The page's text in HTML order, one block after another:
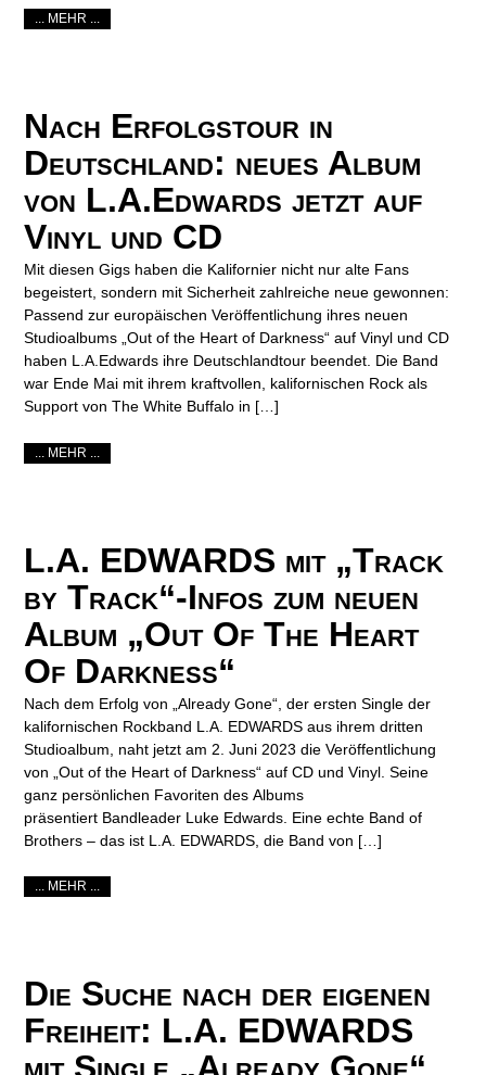
... MEHR ...
Nach Erfolgstour in
Deutschland: neues Album
von L.A.Edwards jetzt auf
Vinyl und CD
Mit diesen Gigs haben die Kalifornier nicht nur alte Fans
begeistert, sondern mit Sicherheit zahlreiche neue gewonnen:
Passend zur europäischen Veröffentlichung ihres neuen
Studioalbums „Out of the Heart of Darkness“ auf Vinyl und CD
haben L.A.Edwards ihre Deutschlandtour beendet. Die Band
war Ende Mai mit ihrem kraftvollen, kalifornischen Rock als
Support von The White Buffalo in […]
... MEHR ...
L.A. EDWARDS mit „Track
by Track“-Infos zum neuen
Album „Out Of The Heart
Of Darkness“
Nach dem Erfolg von „Already Gone“, der ersten Single der
kalifornischen Rockband L.A. EDWARDS aus ihrem dritten
Studioalbum, naht jetzt am 2. Juni 2023 die Veröffentlichung
von „Out of the Heart of Darkness“ auf CD und Vinyl. Seine
ganz persönlichen Favoriten des Albums
präsentiert Bandleader Luke Edwards. Eine echte Band of
Brothers – das ist L.A. EDWARDS, die Band von […]
... MEHR ...
Die Suche nach der eigenen
Freiheit: L.A. EDWARDS